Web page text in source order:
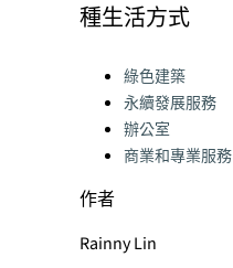
種生活方式
Categories:
綠色建築
永續發展服務
辦公室
商業和專業服務
作者
Rainny Lin